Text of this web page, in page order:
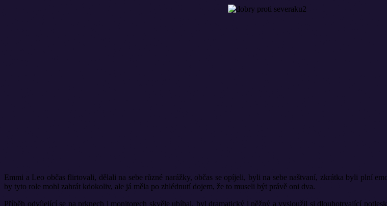
Emmi a Leo občas flirtovali, dělali na sebe různé narážky, občas se opíjeli, byli na sebe naštvaní, zkrátka byli plní
by tyto role mohl zahrát kdokoliv, ale já měla po zhlédnutí dojem, že to museli být právě oni dva.
Příběh odvíjející se na prknech i monitorech skvěle ubíhal, byl dramatický i něžný a vysloužil si dlouhotrvající